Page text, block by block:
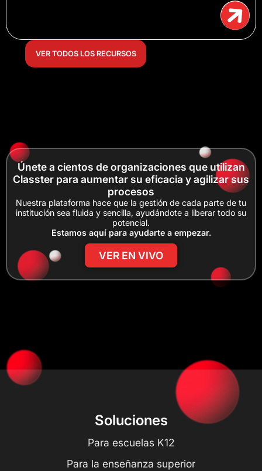
VER TODOS LOS RECURSOS
Únete a cientos de organizaciones que utilizan
Classter para aumentar su eficacia y agilizar sus
procesos
Nuestra plataforma hace que la gestión de cada parte de tu
institución sea fluida y sencilla, ayudándote a liberar todo su
potencial.
Estamos aquí para ayudarte a empezar.
VER EN VIVO
Soluciones
Para escuelas K12
Para la enseñanza superior